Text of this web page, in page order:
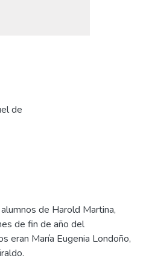
de
de Harold Martina,
de fin de año del
eran María Eugenia Londoño,